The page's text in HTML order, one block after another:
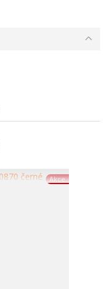
Akce